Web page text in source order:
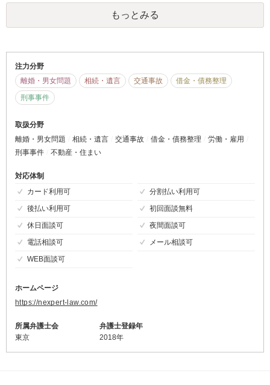
現金の所在を突き止めるのは困難な場合が多いです。 もし虚偽の疑い
が強い場合は、裁判所にその旨を伝え、刑事罰を科してもらうよう促
すことも一つの手段です。また、第三者から財産情報を取得する手続
もっとみる
注力分野
離婚・男女問題
相続・遺言 交通事故
借金・債務整理
刑事事件
取扱分野
離婚・男女問題
相続・遺言 交通事故 借金・債務整理
労働・雇用
刑事事件
不動産・住まい
対応体制
カード利用可
分割払い利用可
後払い利用可
初回面談無料
休日面談可
夜間面談可
電話相談可
メール相談可
WEB面談可
ホームページ
https://nexpert-law.com/
所属弁護士会
東京
弁護士登録年
2018年